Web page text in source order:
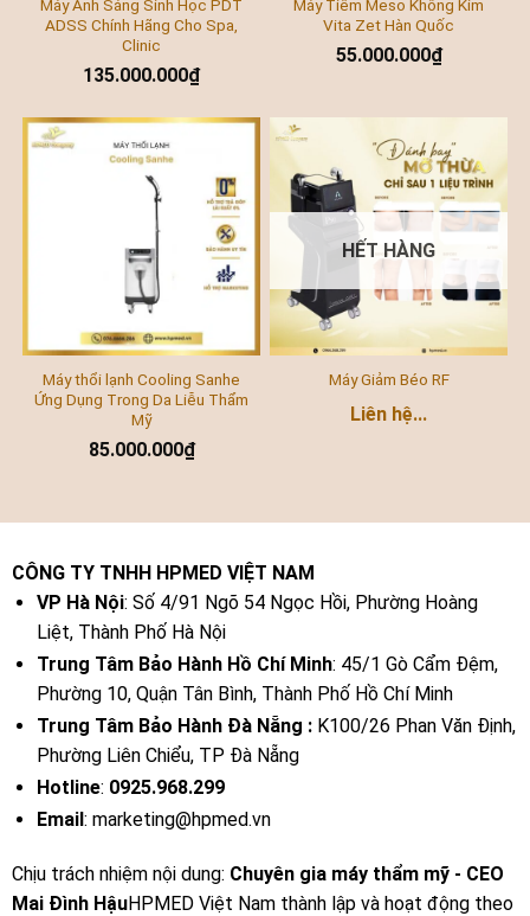
Máy Ánh Sáng Sinh Học PDT
ADSS Chính Hãng Cho Spa,
Clinic
135.000.000₫
Máy Tiêm Meso Không Kim
Vita Zet Hàn Quốc
55.000.000₫
Máy thổi lạnh Cooling Sanhe
Ứng Dụng Trong Da Liễu Thẩm
Mỹ
85.000.000₫
HẾT HÀNG
Máy Giảm Béo RF
Liên hệ...
CÔNG TY TNHH HPMED VIỆT NAM
VP Hà Nội: Số 4/91 Ngõ 54 Ngọc Hồi, Phường Hoàng
Liệt, Thành Phố Hà Nội
Trung Tâm Bảo Hành Hồ Chí Minh: 45/1 Gò Cẩm Đệm,
Phường 10, Quận Tân Bình, Thành Phố Hồ Chí Minh
Trung Tâm Bảo Hành Đà Nẵng :K100/26 Phan Văn Định,
Phường Liên Chiểu, TP Đà Nẵng
Hotline: 0925.968.299
Email: marketing@hpmed.vn
Chịu trách nhiệm nội dung: Chuyên gia máy thẩm mỹ - CEO
Mai Đình HậuHPMED Việt Nam thành lập và hoạt động theo